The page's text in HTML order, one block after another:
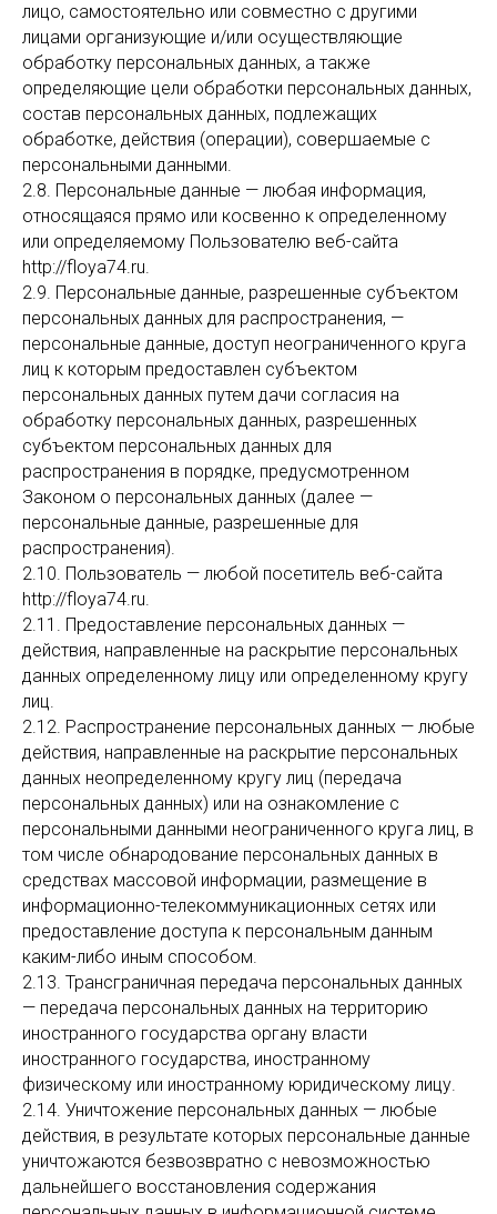
лицо, самостоятельно или совместно с другими
лицами организующие и/или осуществляющие
обработку персональных данных, а также
определяющие цели обработки персональных данных,
состав персональных данных, подлежащих
обработке, действия (операции), совершаемые с
персональными данными.
2.8. Персональные данные — любая информация,
относящаяся прямо или косвенно к определенному
или определяемому Пользователю веб-сайта
http://floya74.ru.
2.9. Персональные данные, разрешенные субъектом
персональных данных для распространения, —
персональные данные, доступ неограниченного круга
лиц к которым предоставлен субъектом
персональных данных путем дачи согласия на
обработку персональных данных, разрешенных
субъектом персональных данных для
распространения в порядке, предусмотренном
Законом о персональных данных (далее —
персональные данные, разрешенные для
распространения).
2.10. Пользователь — любой посетитель веб-сайта
http://floya74.ru.
2.11. Предоставление персональных данных —
действия, направленные на раскрытие персональных
данных определенному лицу или определенному кругу
лиц.
2.12. Распространение персональных данных — любые
действия, направленные на раскрытие персональных
данных неопределенному кругу лиц (передача
персональных данных) или на ознакомление с
персональными данными неограниченного круга лиц, в
том числе обнародование персональных данных в
средствах массовой информации, размещение в
информационно-телекоммуникационных сетях или
предоставление доступа к персональным данным
каким-либо иным способом.
2.13. Трансграничная передача персональных данных
— передача персональных данных на территорию
иностранного государства органу власти
иностранного государства, иностранному
физическому или иностранному юридическому лицу.
2.14. Уничтожение персональных данных — любые
действия, в результате которых персональные данные
уничтожаются безвозвратно с невозможностью
дальнейшего восстановления содержания